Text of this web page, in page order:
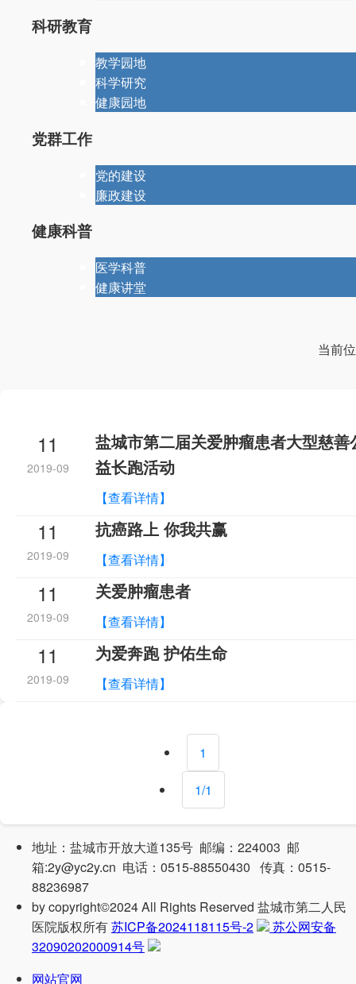
科研教育
教学园地
科学研究
健康园地
党群工作
党的建设
廉政建设
健康科普
医学科普
健康讲堂
当前
11
2019-09
盐城市第二届关爱肿瘤患者大型慈善
益长跑活动
【查看详情】
11
2019-09
抗癌路上 你我共赢
【查看详情】
11
2019-09
关爱肿瘤患者
【查看详情】
11
2019-09
为爱奔跑 护佑生命
【查看详情】
1
1/1
地址：盐城市开放大道135号 邮编：224003 邮
箱:2y@yc2y.cn 电话：0515-88550430 传真：0515-
88236987
bycopyright©2024 All Rights Reserved 盐城市第二人民
医院版权所有苏ICP备2024118115号-2
苏公网安备
32090202000914号
网站官网